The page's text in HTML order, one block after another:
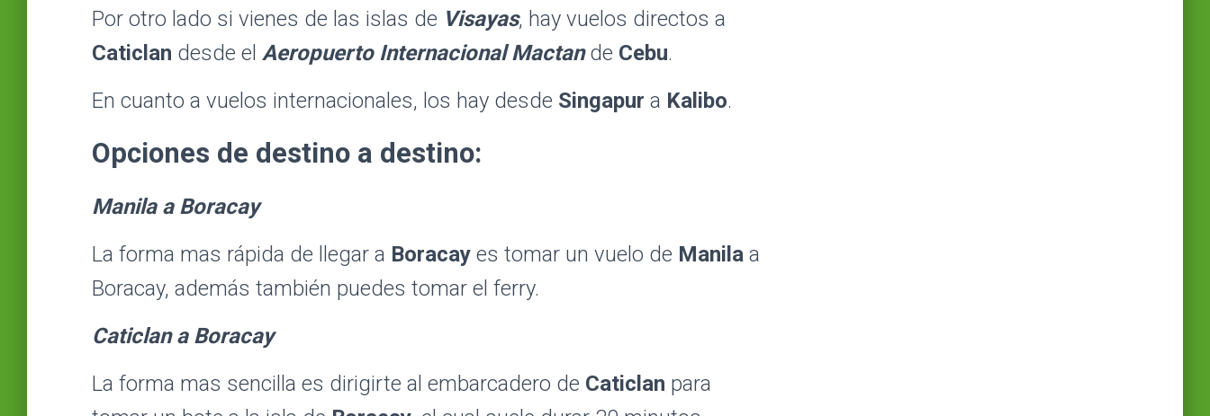
Por otro lado si vienes de las islas de Visayas, hay vuelos directos a
Caticlan desde el Aeropuerto Internacional Mactande Cebu.
En cuanto a vuelos internacionales, los hay desde Singapur a Kalibo.
Opciones de destino a destino:
Manila a Boracay
La forma mas rápida de llegar a Boracay es tomar un vuelo de Manila a
Boracay, además también puedes tomar el ferry.
Caticlan a Boracay
La forma mas sencilla es dirigirte al embarcadero de Caticlan para